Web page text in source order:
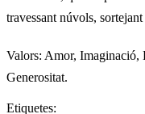
travessant núvols,
Valors: Amor, Imaginació,
Generositat.
Etiquetes: